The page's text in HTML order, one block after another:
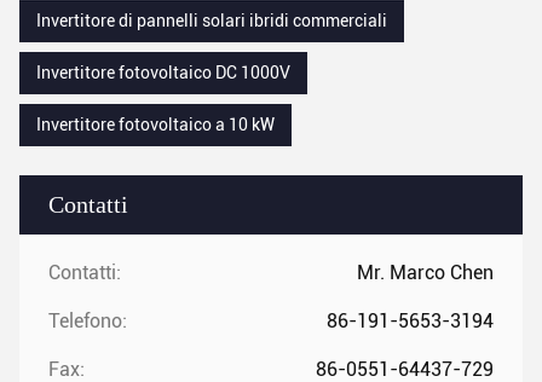
Contatti
Contatti: Mr. Marco Chen
Telefono: 86-191-5653-3194
Fax: 86-0551-64437-729
Invertitore di pannelli solari ibridi commerciali
Invertitore fotovoltaico DC 1000V
Invertitore fotovoltaico a 10 kW